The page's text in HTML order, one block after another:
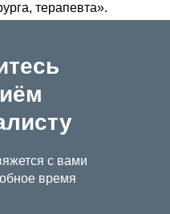
терапевта».
с вами
время